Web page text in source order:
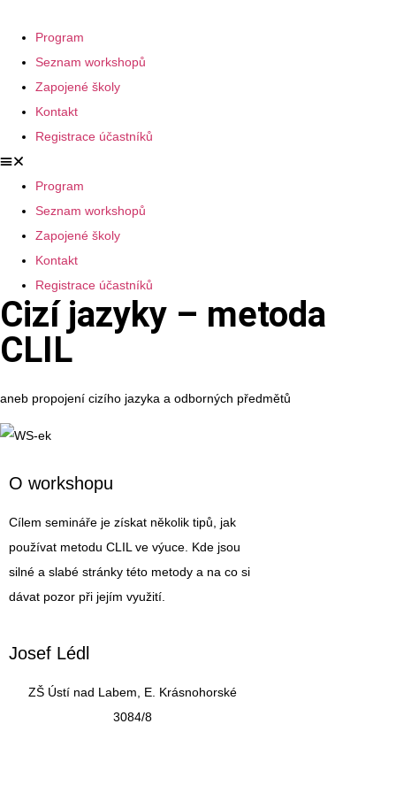
Program
Seznam workshopů
Zapojené školy
Kontakt
Registrace účastníků
Program
Seznam workshopů
Zapojené školy
Kontakt
Registrace účastníků
Cizí jazyky – metoda
CLIL
aneb propojení cizího jazyka a odborných předmětů
O workshopu
Cílem semináře je získat několik tipů, jak
používat metodu CLIL ve výuce. Kde jsou
silné a slabé stránky této metody a na co si
dávat pozor při jejím využití.
Josef Lédl
ZŠ Ústí nad Labem, E. Krásnohorské
3084/8